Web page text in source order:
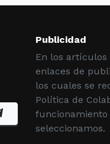
Publicidad
En los
enlaces de
los cuales se
Política de
funcionamiento
seleccionamos.